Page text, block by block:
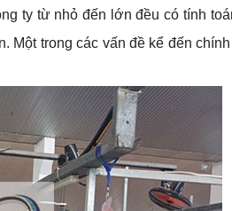
ty từ nhỏ đến lớn đều có tính
Một trong các vấn đề kể đến